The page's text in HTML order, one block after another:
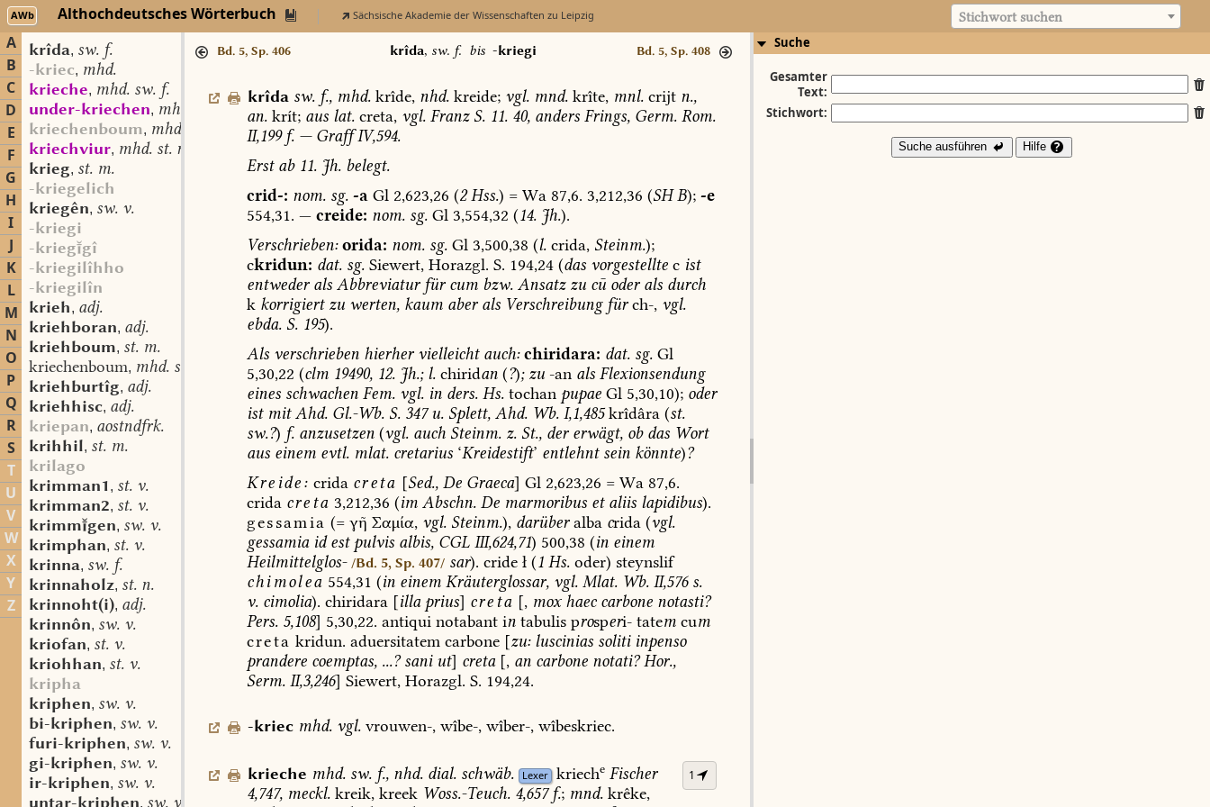
AWb Althochdeutsches Wörterbuch Sächsische Akademie der Wissenschaften zu Leipzig Stichwort suchen
A
B
C
D
E
F
G
H
I
J
K
L
M
N
O
P
Q
R
S
T
U
V
W
X
Y
Z
krîda, sw. f.
-kriec, mhd.
krieche, mhd. sw. f.
under-kriechen, mhd. st. v.
kriechenboum, mhd.
kriechviur, mhd. st. n.
krieg, st. m.
-kriegelich
kriegên, sw. v.
-kriegi
-krieggî
-kriegilîhho
-kriegilîn
krieh, adj.
kriehboran, adj.
kriehboum, st. m.
kriechenboum, mhd. st. m.
kriehburtîg, adj.
kriehhisc, adj.
kriepan, aostndfrk.
krihhil, st. m.
krilago
krimman1, st. v.
krimman2, st. v.
krimmgen, sw. v.
krimphan, st. v.
krinna, sw. f.
krinnaholz, st. n.
krinnoht(i), adj.
krinnôn, sw. v.
kriofan, st. v.
kriohhan, st. v.
kripha
kriphen, sw. v.
bi-kriphen, sw. v.
furi-kriphen, sw. v.
gi-kriphen, sw. v.
ir-kriphen, sw. v.
untar-kriphen, sw. v.
Bd. 5, Sp. 406 krîda, sw. f. bis -kriegi Bd. 5, Sp. 408
krîda sw. f., mhd. krîde, nhd. kreide; vgl. mnd. krîte, mnl. crijt n.,
an.krít; auslat.creta, vgl.FranzS.11.40, andersFrings,Germ.Rom.
II,199f.—GraffIV,594.
Erstab11.Jh.belegt.
crid-: nom.sg. -aGl2,623,26 (2Hss.) =Wa87,6. 3,212,36 (SHB); -e
554,31. — creide: nom.sg.Gl3,554,32 (14.Jh.).
Verschrieben: orida: nom.sg.Gl3,500,38 (l.crida, Steinm.);
ckridun: dat.sg.Siewert,Horazgl. S. 194,24 (dasvorgestelltec ist
entwederalsAbbreviaturfürcum bzw.Ansatzzucūoderalsdurch
k korrigiertzuwerten, kaumaberalsVerschreibungfürch-, vgl.
ebda.S.195).
Alsverschriebenhierhervielleichtauch: chiridara: dat. sg.Gl
5,30,22 (clm19490,12.Jh.;l.chiridan(?);zu-an alsFlexionsendung
einesschwachenFem.vgl.inders. Hs.tochan pupaeGl5,30,10); oder
istmitAhd.Gl.-Wb. S.347u.Splett,Ahd.Wb.I,1,485krîdâra(st.
sw.?) f. anzusetzen(vgl.auchSteinm.z.St.,dererwägt,obdas Wort
auseinemevtl.mlat.cretarius‘Kreidestift’ entlehnt seinkönnte)?
Kreide: crida creta [Sed.,DeGraeca] Gl2,623,26 = Wa87,6.
crida creta 3,212,36 (im Abschn. De marmoribus etaliis lapidibus).
gessamia (= γῆ Σαμία, vgl. Steinm.), darüberalba crida (vgl.
gessamiaidestpulvis albis,CGLIII,624,71) 500,38 (ineinem
Heilmittelglos- /Bd. 5, Sp. 407/ sar). crideł(1Hs.oder) steynslif
chimolea 554,31 (in einem Kräuterglossar, vgl. Mlat. Wb. II,576s.
v.cimolia). chiridara[illaprius] creta [, moxhaeccarbone notasti?
Pers.5,108] 5,30,22. antiquinotabantintabulisprosperi- tatemcum
creta kridun. aduersitatem carbone [zu: luscinias solitiinpenso
pranderecoemptas,...?saniut] creta [, ancarbonenotati?Hor.,
Serm.II,3,246] Siewert, Horazgl. S. 194,24.
-kriec mhd. vgl. vrouwen-, wîbe-, wîber-, wîbeskriec.
1
krieche mhd. sw. f., nhd. dial. schwäb. Lexer krieche Fischer
4,747,meckl.kreik,kreek Woss.-Teuch.4,657f.; mnd. krêke,
Suche
Gesamter
Text:
Stichwort:
Suche ausführen Hilfe